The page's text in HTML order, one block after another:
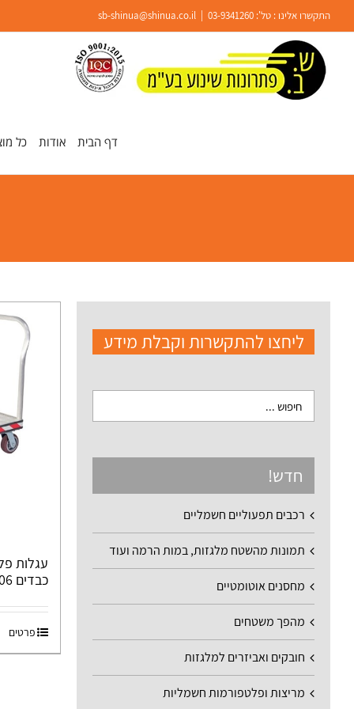
פתח סרגל נגישות
content
התקשרו אלינו : טל': 03-9341260
sb-shinua@shinua.co.il
דף הבית אודות כל
עגלות
כבדים F-106
פרטים
ליחצו להתקשרות וקבלת מידע
חדש!
רכבים תפעוליים חשמליים
תמונות מהשטח מלגזות, במות הרמה ועוד
מחסנים אוטומטיים
מהפך משטחים
חובקים ואביזרים למלגזות
מריצות ופלטפורמות חשמליות